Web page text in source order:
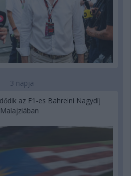
3 napja
az F1-es Bahreini Nagydíj
Malajziában